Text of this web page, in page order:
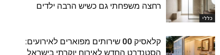
כללי
רחצה משפחתי גם כשיש הרבה ילדים
קלאסיק 00 שירותים מפוארים לאירועים:
הסטנדרט החדש לאירוח יוקרתי בישראל